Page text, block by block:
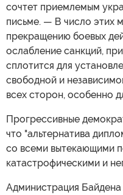
сочтет приемлемым
письме. — В число этих
прекращению боевых
ослабление санкций,
сплотится для
свободной и
всех сторон, особенно
Прогрессивные
что "альтернатива
со всеми вытекающими
катастрофическими и
Администрация Байдена